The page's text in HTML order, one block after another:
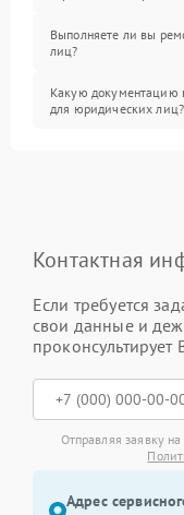
Выполняете ли вы
лиц?
Какую документацию
для юридических лиц?
Контактная
Если требуется
свои данные и
проконсультирует
Отправляя заявку
Адрес